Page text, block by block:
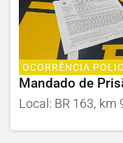
OCORRÊNCIA
Mandado de
Local: BR 163, km